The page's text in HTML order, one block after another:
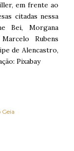
em frente ao
citadas nessa
Bei, Morgana
Rubens
de Alencastro,
Pixabay
Geia